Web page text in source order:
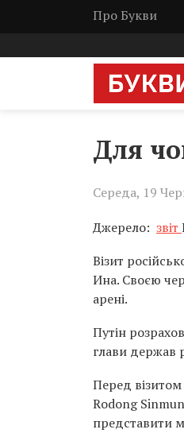
Про Букви
Для
Середа, 19
Джерело: звіт
Візит
Ина. Своєю
арені.
Путін
глави держав
Перед візитом
Rodong
представити